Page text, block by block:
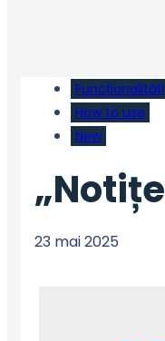
Funcționalități
How to use
New
23 mai 2025